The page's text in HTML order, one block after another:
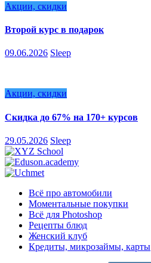
Акции, скидки
Второй курс в подарок
09.06.2026 Sleep
Акции, скидки
Скидка до 67% на 170+ курсов
29.05.2026 Sleep
Всё про автомобили
Моментальные покупки
Всё для Photoshop
Рецепты блюд
Женский клуб
Кредиты, микрозаймы, карты